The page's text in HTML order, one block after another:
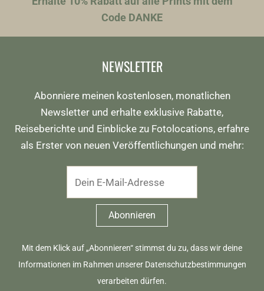
Code DANKE
NEWSLETTER
Abonniere meinen kostenlosen, monatlichen
Newsletter und erhalte exklusive Rabatte,
Reiseberichte und Einblicke zu Fotolocations, erfahre
als Erster von neuen Veröffentlichungen und mehr:
Mit dem Klick auf „Abonnieren“ stimmst du zu, dass wir deine
Informationen im Rahmen unserer Datenschutzbestimmungen
verarbeiten dürfen.